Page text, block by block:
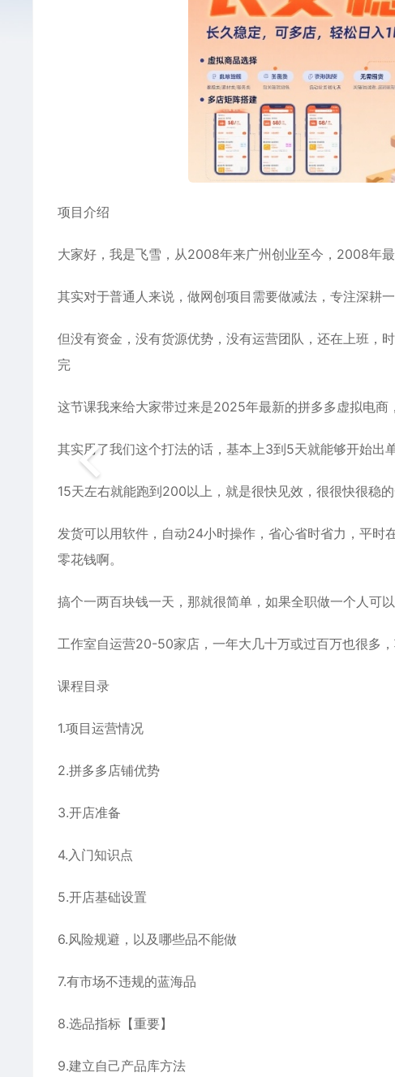
项目介绍
大家好，我是飞雪，从2008年来广州创业至今，2008年
其实对于普通人来说，做网创项目需要做减法，专注深耕
但没有资金，没有货源优势，没有运营团队，还在上班，
完
这节课我来给大家带过来是2025年最新的拼多多虚拟电商
其实用了我们这个打法的话，基本上3到5天就能够开始出
15天左右就能跑到200以上，就是很快见效，很很快很稳的
发货可以用软件，自动24小时操作，省心省时省力，平时
零花钱啊。
搞个一两百块钱一天，那就很简单，如果全职做一个人可
工作室自运营20-50家店，一年大几十万或过百万也很多
课程目录
1.项目运营情况
2.拼多多店铺优势
3.开店准备
4.入门知识点
5.开店基础设置
6.风险规避，以及哪些品不能做
7.有市场不违规的蓝海品
8.选品指标【重要】
9.建立自己产品库方法